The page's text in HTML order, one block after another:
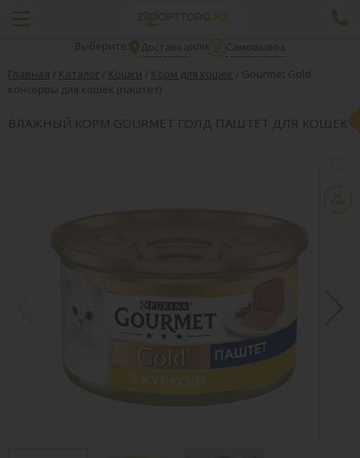
Выберите: Доставкаили
Самовывоз
Главная / Каталог / Кошки / Корм для кошек / Gourmet Gold
консервы для кошек (паштет)
ВЛАЖНЫЙ КОРМ GOURMET ГОЛД ПАШТЕТ ДЛЯ КОШЕК